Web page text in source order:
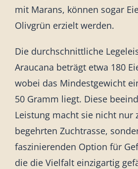
mit Marans, können sogar
Olivgrün erzielt werden.
Die durchschnittliche
Araucana beträgt etwa 180
wobei das Mindestgewicht
50 Gramm liegt. Diese
Leistung macht sie nicht nur
begehrten Zuchtrasse,
faszinierenden Option für
die die Vielfalt einzigartig